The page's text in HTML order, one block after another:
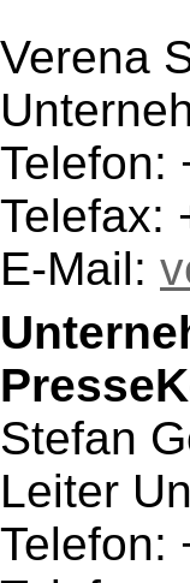
Verena
Telefon:
Telefax:
E-Mail:
Stefan
Leiter
Telefon: